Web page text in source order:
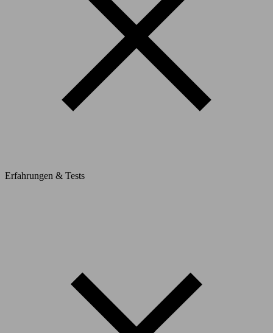
Erfahrungen & Tests